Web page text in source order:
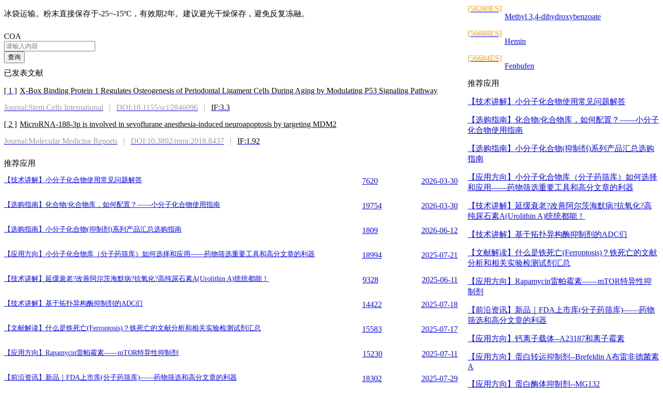
冰袋运输。粉末直接保存于-25~-15ºC，有效期2年。建议避光干燥保存，避免反复冻融。
COA
查询
已发表文献
[ 1 ] X-Box Binding Protein 1 Regulates Osteogenesis of Periodontal Ligament Cells During Aging by Modulating P53 Signaling Pathway
Journal:Stem Cells International
| DOI:10.1155/sci/2846096 |
IF:3.3
[ 2 ] MicroRNA-188-3p is involved in sevoflurane anesthesia-induced neuroapoptosis by targeting MDM2
Journal:Molecular Medicine Reports
| DOI:10.3892/mmr.2018.8437 | IF:1.92
推荐应用
【技术讲解】 小分子化合物使用常见问题解答 7620 2026-03-30
【选购指南】 化合物/化合物库，如何配置？——小分子化合物使用指南 19754 2026-03-30
【选购指南】 小分子化合物(抑制剂)系列产品汇总选购指南 1809 2026-06-12
【应用方向】 小分子化合物库（分子药筛库）如何选择和应用——药物筛选重要工具和高分文章的利器 18994 2025-07-21
【技术讲解】 延缓衰老?改善阿尔茨海默病?抗氧化?高纯尿石素A(Urolithin A)统统都能！ 9328 2025-06-11
【技术讲解】 基于拓扑异构酶抑制剂的ADC们 14422 2025-07-18
【文献解读】 什么是铁死亡(Ferroptosis)？铁死亡的文献分析和相关实验检测试剂汇总 15583 2025-07-17
【应用方向】 Rapamycin雷帕霉素——mTOR特异性抑制剂 15230 2025-07-11
【前沿资讯】 新品｜FDA上市库(分子药筛库)——药物筛选和高分文章的利器 18302 2025-07-29
[58280ES]
Methyl 3,4-dihydroxybenzoate
[56688ES]
Hemin
[56684ES]
Fenbufen
推荐应用
【技术讲解】 小分子化合物使用常见问题解答
【选购指南】 化合物/化合物库，如何配置？——小分子
化合物使用指南
【选购指南】 小分子化合物(抑制剂)系列产品汇总选购
指南
【应用方向】 小分子化合物库（分子药筛库）如何选择
和应用——药物筛选重要工具和高分文章的利器
【技术讲解】 延缓衰老?改善阿尔茨海默病?抗氧化?高
纯尿石素A(Urolithin A)统统都能！
【技术讲解】 基于拓扑异构酶抑制剂的ADC们
【文献解读】 什么是铁死亡(Ferroptosis)？铁死亡的文献
分析和相关实验检测试剂汇总
【应用方向】 Rapamycin雷帕霉素——mTOR特异性抑
制剂
【前沿资讯】 新品｜FDA上市库(分子药筛库)——药物
筛选和高分文章的利器
【应用方向】 钙离子载体--A23187和离子霉素
【应用方向】 蛋白转运抑制剂--Brefeldin A布雷非德菌素
A
【应用方向】 蛋白酶体抑制剂--MG132